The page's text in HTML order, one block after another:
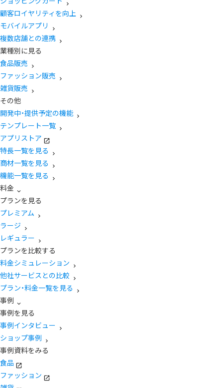
顧客ロイヤリティを向上
モバイルアプリ
複数店舗との連携
業種別に見る
食品販売
ファッション販売
雑貨販売
その他
開発中・提供予定の機能
テンプレート一覧
アプリストア
特長一覧を見る
商材一覧を見る
機能一覧を見る
料金
プランを見る
プレミアム
ラージ
レギュラー
プランを比較する
料金シミュレーション
他社サービスとの比較
プラン・料金一覧を見る
事例
事例を見る
事例インタビュー
ショップ事例
事例資料をみる
食品
ファッション